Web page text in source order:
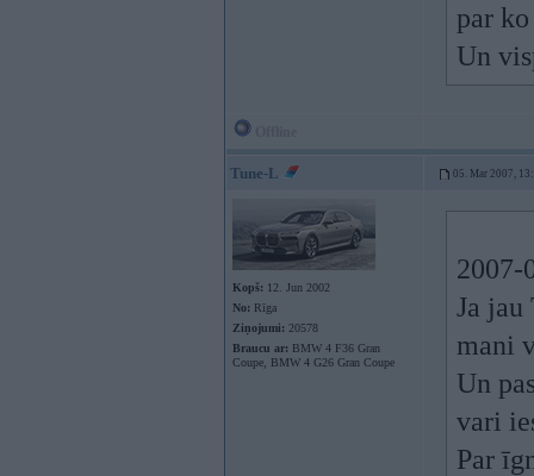
par
Un
Tune-L 05. Mar 2007,
Kopš: 12. Jun 2002
No: Rīga
Ziņojumi: 20578
Braucu ar: BMW 4 F36 Gran
Coupe, BMW 4 G26 Gran Coupe
2007-
Ja jau
mani
Un
vari
Par